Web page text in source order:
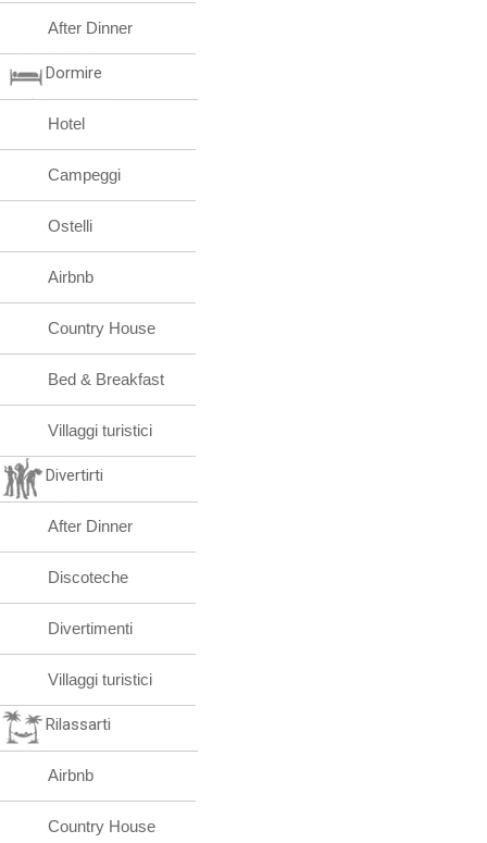
After Dinner
Dormire
Hotel
Campeggi
Ostelli
Airbnb
Country House
Bed & Breakfast
Villaggi turistici
Divertirti
After Dinner
Discoteche
Divertimenti
Villaggi turistici
Rilassarti
Airbnb
Country House